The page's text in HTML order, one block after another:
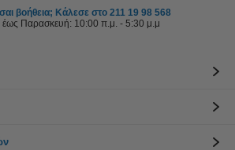
βοήθεια; Κάλεσε στο 211 19 98 568
έως Παρασκευή: 10:00 π.μ. - 5:30 μ.μ